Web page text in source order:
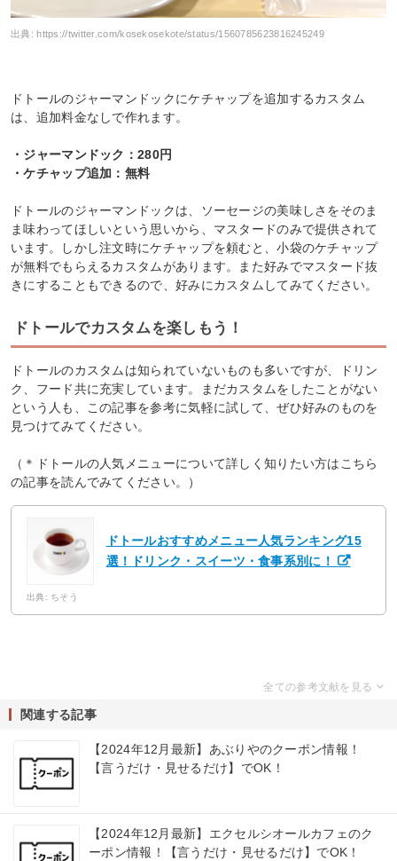
出典:https://twitter.com/kosekosekote/status/1560785623816245249
ドトールのジャーマンドックにケチャップを追加するカスタム
は、追加料金なしで作れます。
・ジャーマンドック：280円
・ケチャップ追加：無料
ドトールのジャーマンドックは、ソーセージの美味しさをそのま
ま味わってほしいという思いから、マスタードのみで提供されて
います。しかし注文時にケチャップを頼むと、小袋のケチャップ
が無料でもらえるカスタムがあります。また好みでマスタード抜
きにすることもできるので、好みにカスタムしてみてください。
ドトールでカスタムを楽しもう！
ドトールのカスタムは知られていないものも多いですが、ドリン
ク、フード共に充実しています。まだカスタムをしたことがない
という人も、この記事を参考に気軽に試して、ぜひ好みのものを
見つけてみてください。
（＊ドトールの人気メニューについて詳しく知りたい方はこちら
の記事を読んでみてください。）
ドトールおすすめメニュー人気ランキング15
選！ドリンク・スイーツ・食事系別に！
出典: ちそう
関連する記事
【2024年12月最新】あぶりやのクーポン情報！
【言うだけ・見せるだけ】でOK！
【2024年12月最新】エクセルシオールカフェのク
ーポン情報！【言うだけ・見せるだけ】でOK！